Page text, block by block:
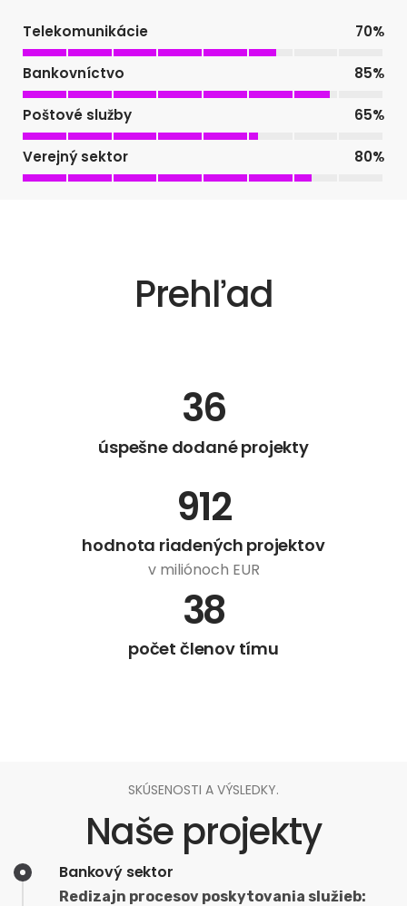
Telekomunikácie 70%
Bankovníctvo 85%
Poštové služby 65%
Verejný sektor 80%
Prehľad
36
úspešne dodané projekty
912
hodnota riadených projektov
v miliónoch EUR
38
počet členov tímu
SKÚSENOSTI A VÝSLEDKY.
Naše projekty
Bankový sektor
Redizajn procesov poskytovania služieb: